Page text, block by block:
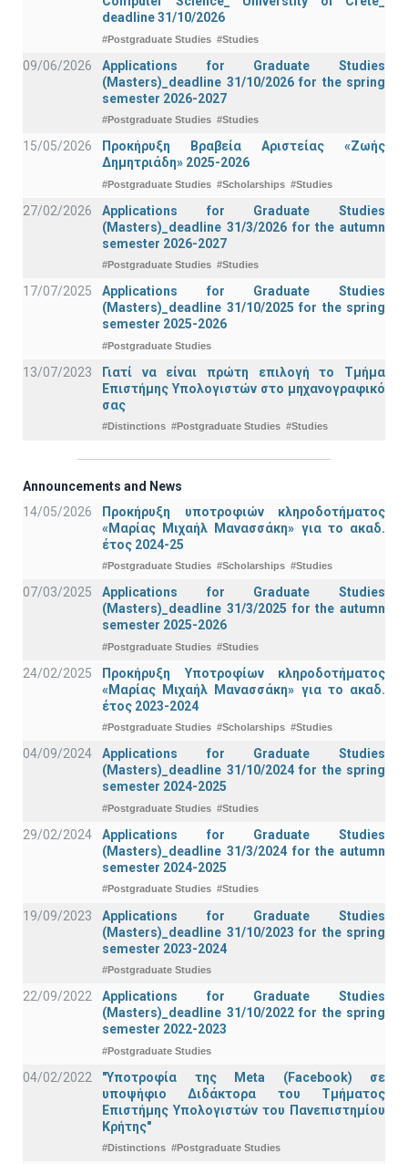
deadline 31/10/2026
#Postgraduate Studies #Studies
09/06/2026
Applications for Graduate Studies
(Masters)_deadline 31/10/2026 for the spring
semester 2026-2027
#Postgraduate Studies #Studies
15/05/2026
Προκήρυξη Βραβεία Αριστείας «Ζωής
Δημητριάδη» 2025-2026
#Postgraduate Studies #Scholarships #Studies
27/02/2026
Applications for Graduate Studies
(Masters)_deadline 31/3/2026 for the autumn
semester 2026-2027
#Postgraduate Studies #Studies
17/07/2025
Applications for Graduate Studies
(Masters)_deadline 31/10/2025 for the spring
semester 2025-2026
#Postgraduate Studies
13/07/2023
Γιατί να είναι πρώτη επιλογή το Τμήμα
Επιστήμης Υπολογιστών στο μηχανογραφικό
σας
#Distinctions #Postgraduate Studies #Studies
Announcements and News
14/05/2026
Προκήρυξη υποτροφιών κληροδοτήματος
«Μαρίας Μιχαήλ Μανασσάκη» για το ακαδ.
έτος 2024-25
#Postgraduate Studies #Scholarships #Studies
07/03/2025
Applications for Graduate Studies
(Masters)_deadline 31/3/2025 for the autumn
semester 2025-2026
#Postgraduate Studies #Studies
24/02/2025
Προκήρυξη Υποτροφίων κληροδοτήματος
«Μαρίας Μιχαήλ Μανασσάκη» για το ακαδ.
έτος 2023-2024
#Postgraduate Studies #Scholarships #Studies
04/09/2024
Applications for Graduate Studies
(Masters)_deadline 31/10/2024 for the spring
semester 2024-2025
#Postgraduate Studies #Studies
29/02/2024
Applications for Graduate Studies
(Masters)_deadline 31/3/2024 for the autumn
semester 2024-2025
#Postgraduate Studies #Studies
19/09/2023
Applications for Graduate Studies
(Masters)_deadline 31/10/2023 for the spring
semester 2023-2024
#Postgraduate Studies
22/09/2022
Applications for Graduate Studies
(Masters)_deadline 31/10/2022 for the spring
semester 2022-2023
#Postgraduate Studies
04/02/2022
"Υποτροφία της Meta (Facebook) σε
υποψήφιο Διδάκτορα του Τμήματος
Επιστήμης Υπολογιστών του Πανεπιστημίου
Κρήτης"
#Distinctions #Postgraduate Studies